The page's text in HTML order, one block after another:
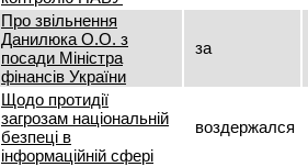
Про звільнення
Данилюка О.О. з
посади Міністра
фінансів України
за
Щодо протидії
загрозам національній
безпеці в
інформаційній сфері
воздержался